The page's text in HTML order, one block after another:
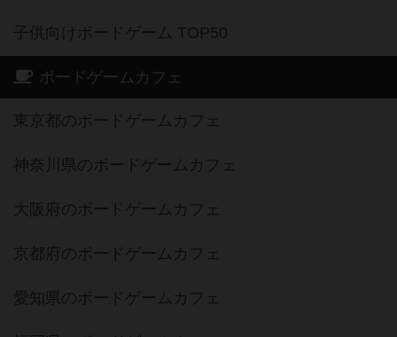
子供向けボードゲーム TOP50
ボードゲームカフェ
東京都のボードゲームカフェ
神奈川県のボードゲームカフェ
大阪府のボードゲームカフェ
京都府のボードゲームカフェ
愛知県のボードゲームカフェ